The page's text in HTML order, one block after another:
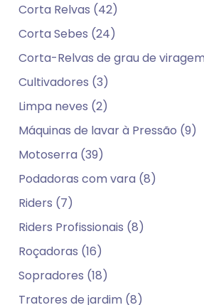
Corta Relvas (42)
Corta Sebes (24)
Corta-Relvas de grau de
Cultivadores (3)
Limpa neves (2)
Máquinas de lavar à Pressão (9)
Motoserra (39)
Podadoras com vara (8)
Riders (7)
Riders Profissionais (8)
Roçadoras (16)
Sopradores (18)
Tratores de jardim (8)